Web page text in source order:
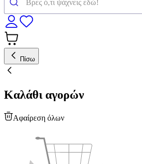
Πίσω
Καλάθι αγορών
Αφαίρεση όλων